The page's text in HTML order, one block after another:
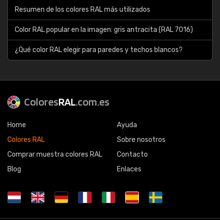
Resumen de los colores RAL más utilizados
Color RAL popular en la imagen: gris antracita (RAL 7016)
¿Qué color RAL elegir para paredes y techos blancos?
ColoresRAL.com.es
Home
Colores RAL
Comprar muestra colores RAL
Blog
Ayuda
Sobre nosotros
Contacto
Enlaces